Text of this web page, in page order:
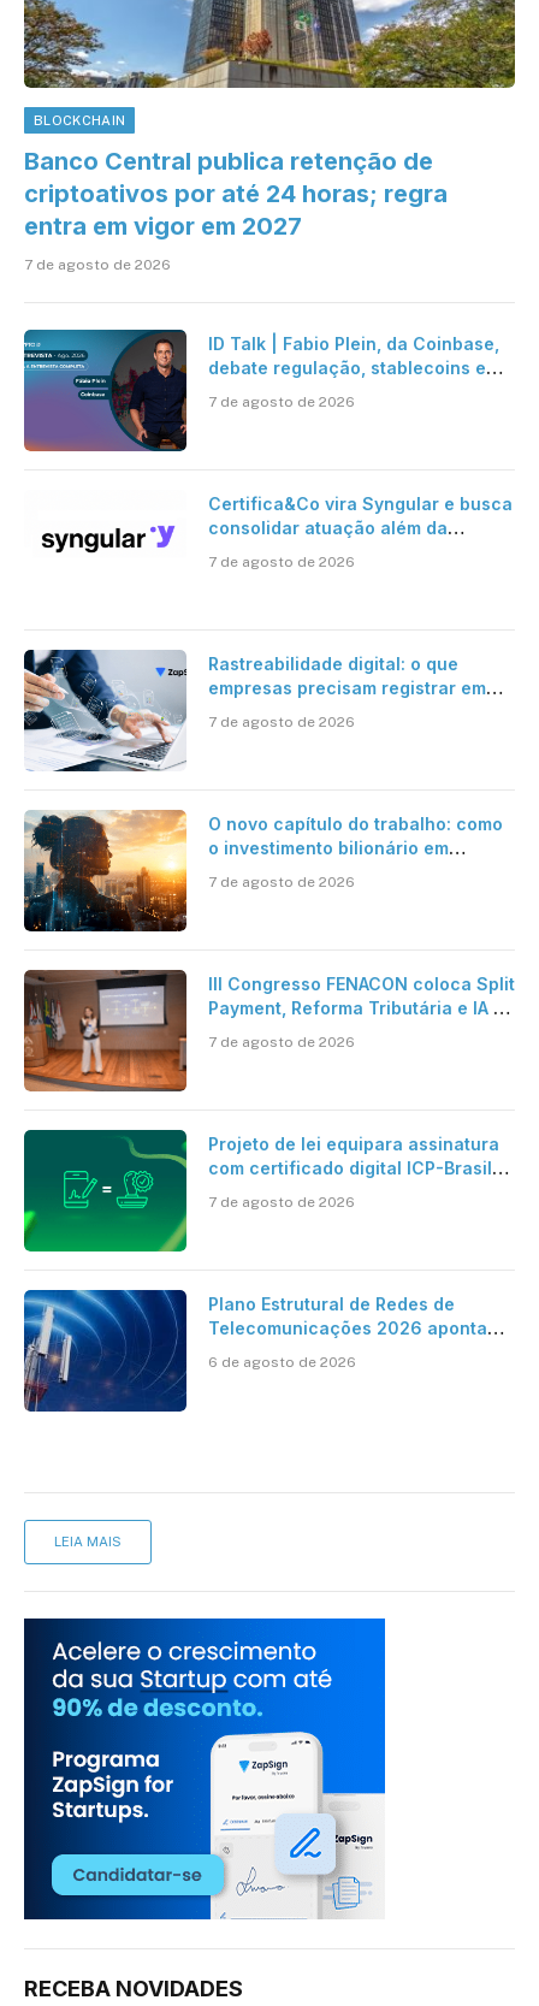
BLOCKCHAIN
Banco Central publica retenção de
criptoativos por até 24 horas; regra
entra em vigor em 2027
7 de agosto de 2026
ID Talk | Fabio Plein, da Coinbase,
debate regulação, stablecoins e
7 de agosto de 2026
Certifica&Co vira Syngular e busca
consolidar atuação além da
7 de agosto de 2026
Rastreabilidade digital: o que
empresas precisam registrar em
7 de agosto de 2026
O novo capítulo do trabalho: como
o investimento bilionário em
verdadeira era da inteligência
7 de agosto de 2026
III Congresso FENACON coloca Split
Payment, Reforma Tributária e IA no
7 de agosto de 2026
Projeto de lei equipara assinatura
com certificado digital ICP-Brasil
cartório
7 de agosto de 2026
Plano Estrutural de Redes de
Telecomunicações 2026 aponta
mantém desafio
6 de agosto de 2026
LEIA MAIS
RECEBA NOVIDADES